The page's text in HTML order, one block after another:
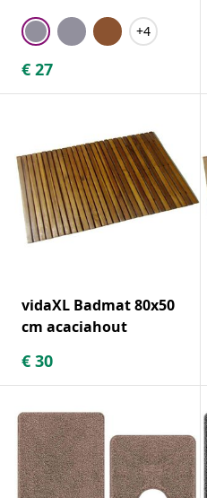
+4
€ 27
vidaXL Badmat 80x50
cm acaciahout
€ 30